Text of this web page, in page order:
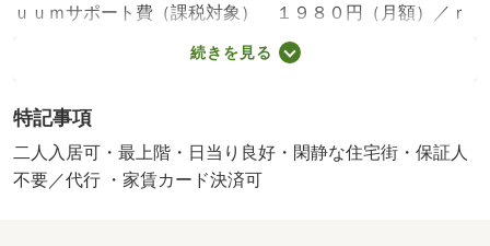
ｕｕｍサポート費（課税対象） １９８０円（月額）／ｒ
ｕｕｍサポート（課税対象） １９８０円（月額）／保証
会社利用必：契約時保証委託料：２．２万／月額保証委託
５万／２．５％／二人入居可／子供可／平置駐／［退去時
費用 退去費用実費精算※故意・過失等別途実費］更新事
務手数料 ２２，０００円がかかります。契約時にクリー
続きを見る
特記事項
二人入居可・最上階・日当り良好・閑静な住宅街・保証人
不要／代行 ・家賃カード決済可